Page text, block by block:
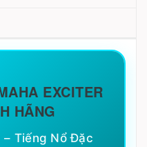
EXCITER
HÃNG
– Tiếng Nổ Đặc